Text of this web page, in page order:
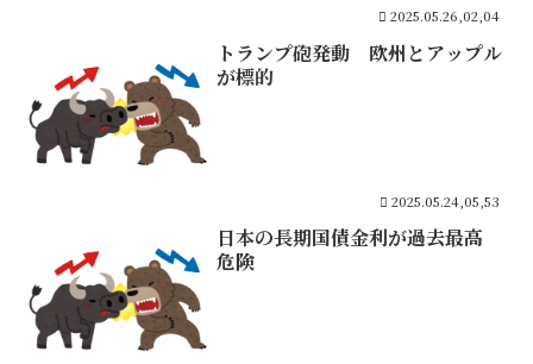
2025.05.26,02,04
トランプ砲発動 欧州とアップル
が標的
2025.05.24,05,53
日本の長期国債金利が過去最高
危険